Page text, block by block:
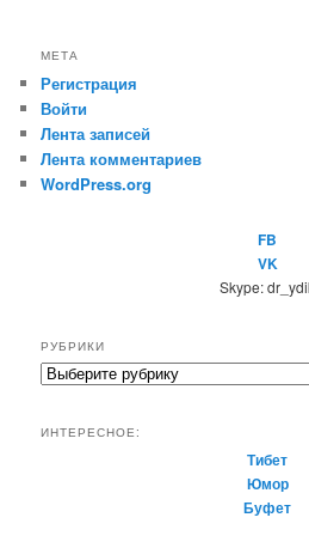
МЕТА
Регистрация
Войти
Лента записей
Лента комментариев
WordPress.org
FB
VK
Skype:
РУБРИКИ
Р
р
ИНТЕРЕСНОЕ:
Тибет
Юмор
Буфет